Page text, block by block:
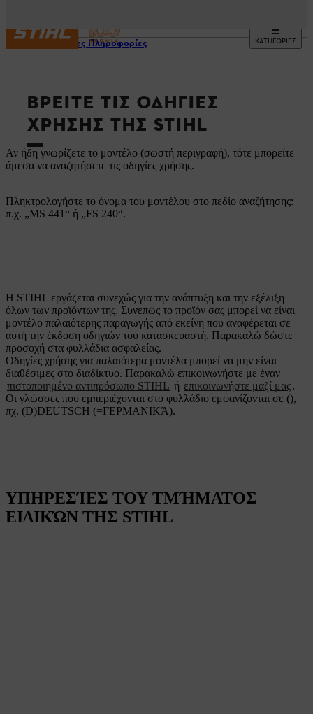
ΚΑΤΗΓΟΡΙΕΣ
Χρήσιμες Πληροφορίες
ΒΡΕΊΤΕ ΤΙΣ ΟΔΗΓΊΕΣ
ΧΡΉΣΗΣ ΤΗΣ STIHL
Αν ήδη γνωρίζετε το μοντέλο (σωστή περιγραφή), τότε μπορείτε
άμεσα να αναζητήσετε τις οδηγίες χρήσης.
Πληκτρολογήστε το όνομα του μοντέλου στο πεδίο αναζήτησης:
π.χ. „MS 441“ ή „FS 240“.
Η STIHL εργάζεται συνεχώς για την ανάπτυξη και την εξέλιξη
όλων των προϊόντων της. Συνεπώς το προϊόν σας μπορεί να είναι
μοντέλο παλαιότερης παραγωγής από εκείνη που αναφέρεται σε
αυτή την έκδοση οδηγιών του κατασκευαστή. Παρακαλώ δώστε
προσοχή στα φυλλάδια ασφαλείας.
Οδηγίες χρήσης για παλαιότερα μοντέλα μπορεί να μην είναι
διαθέσιμες στο διαδίκτυο. Παρακαλώ επικοινωνήστε με έναν
πιστοποιημένο αντιπρόσωπο STIHL ή επικοινωνήστε μαζί μας.
Οι γλώσσες που εμπεριέχονται στο φυλλάδιο εμφανίζονται σε (),
πχ. (D)DEUTSCH (=ΓΕΡΜΑΝΙΚΆ).
ΥΠΗΡΕΣΊΕΣ ΤΟΥ ΤΜΉΜΑΤΟΣ
ΕΙΔΙΚΏΝ ΤΗΣ STIHL